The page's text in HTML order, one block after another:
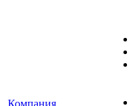
Компания